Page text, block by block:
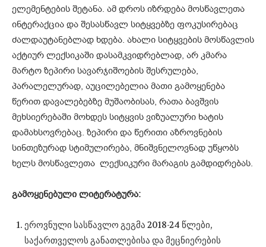
ელემენტების შეტანა. ამ დროს იზრდება მოსწავლეთა
ინტერაქცია და შესასწავლ სიტყვებზე ფოკუსირებაც
ძალდაუტანებლად ხდება. ახალი სიტყვების მოსწავლის
აქტიურ ლექსიკაში დასამკვიდრებლად, არ კმარა
მარტო ზეპირი სავარჯიშოების შესრულება,
პარალელურად, აუცილებელია მათი გამოყენება
წერით დავალებებზე მუშაობისას, რათა ბავშვის
მეხსიერებაში მოხდეს სიტყვის ვიზუალური ხატის
დამახსოვრებაც. ზეპირი და წერითი აზროვნების
სინთეზურად სტიმულირება, მნიშვნელოვნად უწყობს
ხელს მოსწავლეთა ლექსიკური მარაგის გამდიდრებას.
გამოყენებული ლიტერატურა:
ეროვნული სასწავლო გეგმა 2018-24 წლები,
საქართველოს განათლებისა და მეცნიერების